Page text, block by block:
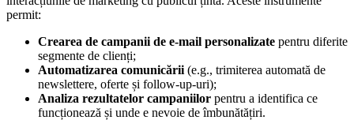
permit:
Crearea de campanii de e-mail personalizate pentru diferite
segmente de clienți;
Automatizarea comunicării (e.g., trimiterea automată de
newslettere, oferte și follow-up-uri);
Analiza rezultatelor campaniilor pentru a identifica ce
funcționează și unde e nevoie de îmbunătățiri.